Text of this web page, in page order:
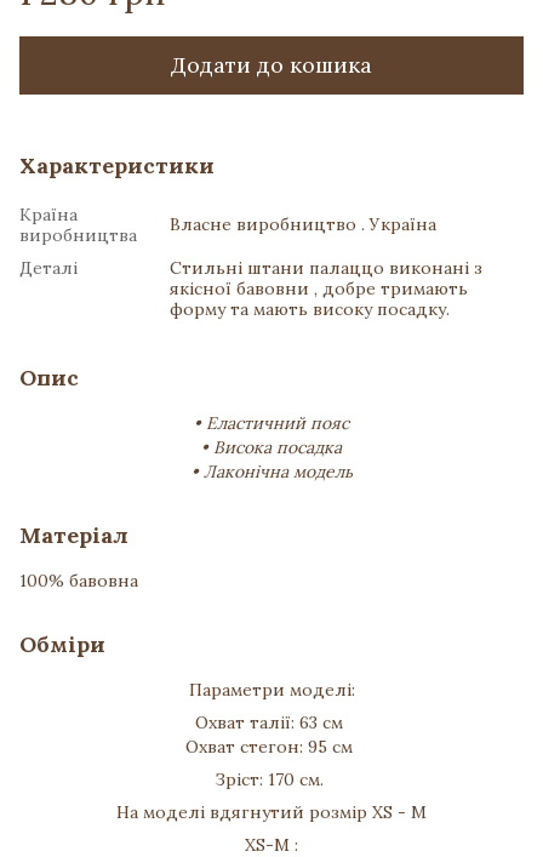
Додати до кошика
Характеристики
Країна
виробництва
Власне виробництво . Україна
Деталі
Стильні штани палаццо виконані з
якісної бавовни , добре тримають
форму та мають високу посадку.
Опис
• Еластичний пояс
• Висока посадка
• Лаконічна модель
Матеріал
100% бавовна
Обміри
Параметри моделі:
Охват талії: 63 см
Охват стегон: 95 см
Зріст: 170 см.
На моделі вдягнутий розмір XS - M
XS-M :